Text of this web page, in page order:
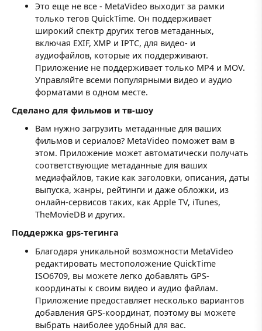
Это еще не все - MetaVideo выходит за рамки
только тегов QuickTime. Он поддерживает
широкий спектр других тегов метаданных,
включая EXIF, XMP и IPTC, для видео- и
аудиофайлов, которые их поддерживают.
Приложение не поддерживает только MP4 и MOV.
Управляйте всеми популярными видео и аудио
форматами в одном месте.
Сделано для фильмов и тв-шоу
Вам нужно загрузить метаданные для ваших
фильмов и сериалов? MetaVideo поможет вам в
этом. Приложение может автоматически получать
соответствующие метаданные для ваших
медиафайлов, такие как заголовки, описания, даты
выпуска, жанры, рейтинги и даже обложки, из
онлайн-сервисов таких, как Apple TV, iTunes,
TheMovieDB и других.
Поддержка gps-тегинга
Благодаря уникальной возможности MetaVideo
редактировать местоположение QuickTime
ISO6709, вы можете легко добавлять GPS-
координаты к своим видео и аудио файлам.
Приложение предоставляет несколько вариантов
добавления GPS-координат, поэтому вы можете
выбрать наиболее удобный для вас.